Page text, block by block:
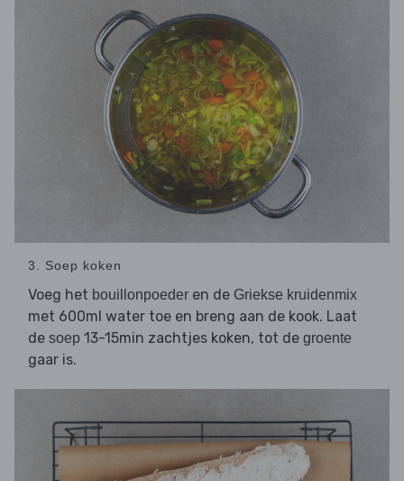
3. Soep koken
Voeg het bouillonpoeder en de Griekse kruidenmix
met 600ml water toe en breng aan de kook. Laat
de soep 13-15min zachtjes koken, tot de groente
gaar is.